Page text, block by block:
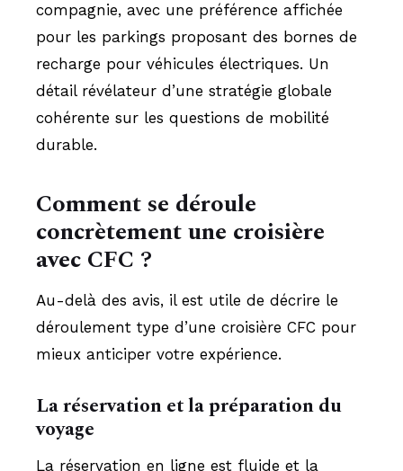
compagnie, avec une préférence affichée
pour les parkings proposant des bornes de
recharge pour véhicules électriques. Un
détail révélateur d’une stratégie globale
cohérente sur les questions de mobilité
durable.
Comment se déroule
concrètement une croisière
avec CFC ?
Au-delà des avis, il est utile de décrire le
déroulement type d’une croisière CFC pour
mieux anticiper votre expérience.
La réservation et la préparation du
voyage
La réservation en ligne est fluide et la